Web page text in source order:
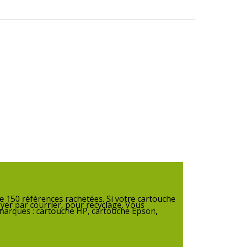
références rachetées. Si votre cartouche
par courrier, pour recyclage. Vous
: cartouche HP, cartouche Epson,